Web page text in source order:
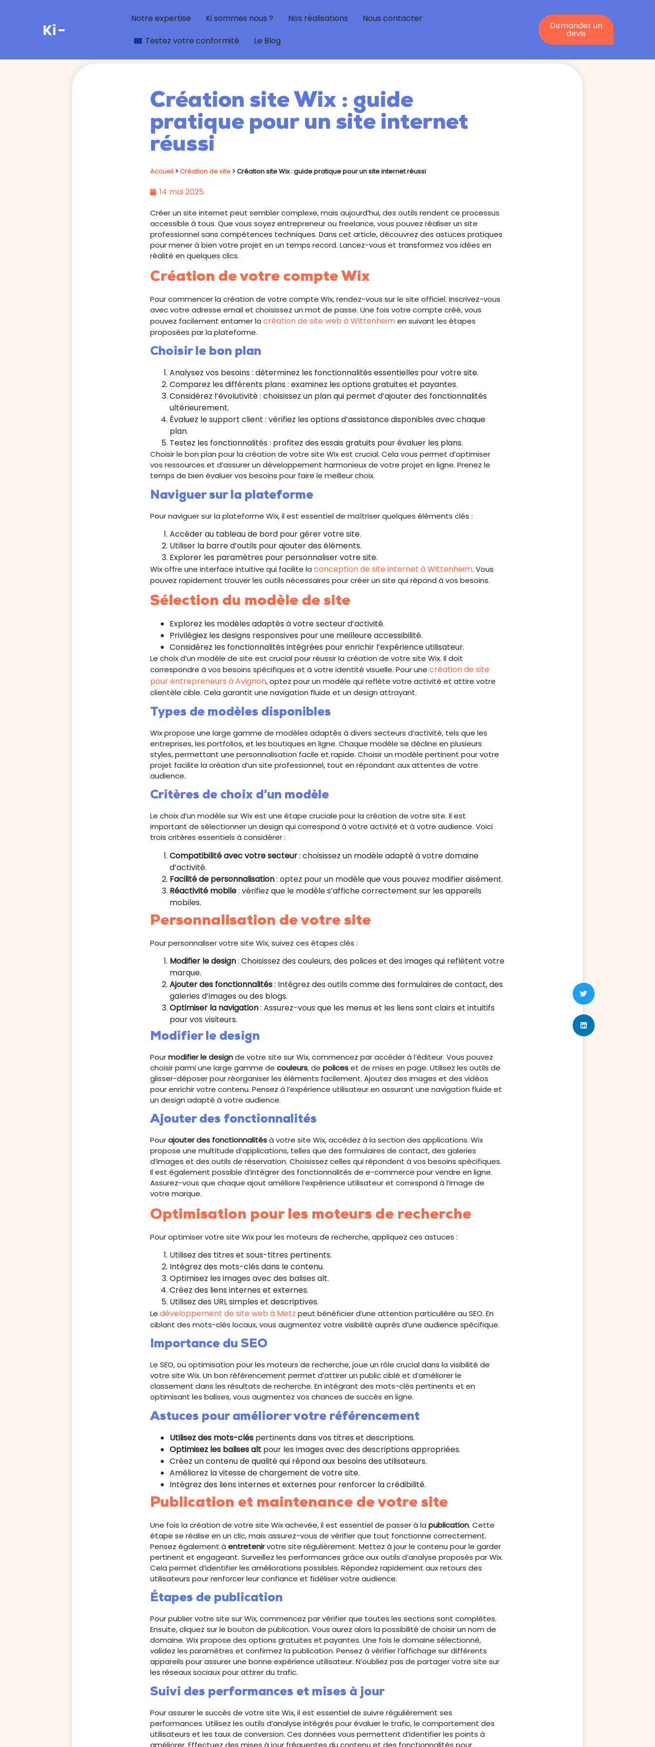
Notre expertise Ki sommes nous ? Nos réalisations
Nous contacter
Testez votre conformité
Le Blog
Demander un
devis
Création site Wix : guide
pratique pour un site internet
réussi
Accueil >Création de site >Création site Wix : guide pratique pour un site internet réussi
14 mai 2025
Créer un site internet peut sembler complexe, mais aujourd’hui, des outils rendent ce processus
accessible à tous. Que vous soyez entrepreneur ou freelance, vous pouvez réaliser un site
professionnel sans compétences techniques. Dans cet article, découvrez des astuces pratiques
pour mener à bien votre projet en un temps record. Lancez-vous et transformez vos idées en
réalité en quelques clics.
Création de votre compte Wix
Pour commencer la création de votre compte Wix, rendez-vous sur le site officiel. Inscrivez-vous
avec votre adresse email et choisissez un mot de passe. Une fois votre compte créé, vous
pouvez facilement entamer lacréation de site web à Wittenheimen suivant les étapes
proposées par la plateforme.
Choisir le bon plan
Analysez vos besoins : déterminez les fonctionnalités essentielles pour votre site.
Comparez les différents plans : examinez les options gratuites et payantes.
Considérez l’évolutivité : choisissez un plan qui permet d’ajouter des fonctionnalités
ultérieurement.
Évaluez le support client : vérifiez les options d’assistance disponibles avec chaque
plan.
Testez les fonctionnalités : profitez des essais gratuits pour évaluer les plans.
Choisir le bon plan pour la création de votre site Wix est crucial. Cela vous permet d’optimiser
vos ressources et d’assurer un développement harmonieux de votre projet en ligne. Prenez le
temps de bien évaluer vos besoins pour faire le meilleur choix.
Naviguer sur la plateforme
Pour naviguer sur la plateforme Wix, il est essentiel de maîtriser quelques éléments clés :
Accéder au tableau de bord pour gérer votre site.
Utiliser la barre d’outils pour ajouter des éléments.
Explorer les paramètres pour personnaliser votre site.
Wix offre une interface intuitive qui facilite laconception de site internet à Wittenheim. Vous
pouvez rapidement trouver les outils nécessaires pour créer un site qui répond à vos besoins.
Sélection du modèle de site
Explorez les modèles adaptés à votre secteur d’activité.
Privilégiez les designs responsives pour une meilleure accessibilité.
Considérez les fonctionnalités intégrées pour enrichir l’expérience utilisateur.
Le choix d’un modèle de site est crucial pour réussir la création de votre site Wix. Il doit
correspondre à vos besoins spécifiques et à votre identité visuelle. Pour unecréation de site
pour entrepreneurs à Avignon, optez pour un modèle qui reflète votre activité et attire votre
clientèle cible. Cela garantit une navigation fluide et un design attrayant.
Types de modèles disponibles
Wix propose une large gamme de modèles adaptés à divers secteurs d’activité, tels que les
entreprises, les portfolios, et les boutiques en ligne. Chaque modèle se décline en plusieurs
styles, permettant une personnalisation facile et rapide. Choisir un modèle pertinent pour votre
projet facilite la création d’un site professionnel, tout en répondant aux attentes de votre
audience.
Critères de choix d’un modèle
Le choix d’un modèle sur Wix est une étape cruciale pour la création de votre site. Il est
important de sélectionner un design qui correspond à votre activité et à votre audience. Voici
trois critères essentiels à considérer :
Compatibilité avec votre secteur: choisissez un modèle adapté à votre domaine
d’activité.
Facilité de personnalisation: optez pour un modèle que vous pouvez modifier aisément.
Réactivité mobile: vérifiez que le modèle s’affiche correctement sur les appareils
mobiles.
Personnalisation de votre site
Pour personnaliser votre site Wix, suivez ces étapes clés :
Modifier le design: Choisissez des couleurs, des polices et des images qui reflètent votre
marque.
Ajouter des fonctionnalités: Intégrez des outils comme des formulaires de contact, des
galeries d’images ou des blogs.
Optimiser la navigation: Assurez-vous que les menus et les liens sont clairs et intuitifs
pour vos visiteurs.
Modifier le design
Pourmodifier le designde votre site sur Wix, commencez par accéder à l’éditeur. Vous pouvez
choisir parmi une large gamme decouleurs, depoliceset de mises en page. Utilisez les outils de
glisser-déposer pour réorganiser les éléments facilement. Ajoutez des images et des vidéos
pour enrichir votre contenu. Pensez à l’expérience utilisateur en assurant une navigation fluide et
un design adapté à votre audience.
Ajouter des fonctionnalités
Pourajouter des fonctionnalitésà votre site Wix, accédez à la section des applications. Wix
propose une multitude d’applications, telles que des formulaires de contact, des galeries
d’images et des outils de réservation. Choisissez celles qui répondent à vos besoins spécifiques.
Il est également possible d’intégrer des fonctionnalités de e-commerce pour vendre en ligne.
Assurez-vous que chaque ajout améliore l’expérience utilisateur et correspond à l’image de
votre marque.
Optimisation pour les moteurs de recherche
Pour optimiser votre site Wix pour les moteurs de recherche, appliquez ces astuces :
Utilisez des titres et sous-titres pertinents.
Intégrez des mots-clés dans le contenu.
Optimisez les images avec des balises alt.
Créez des liens internes et externes.
Utilisez des URL simples et descriptives.
Ledéveloppement de site web à Metz peut bénéficier d’une attention particulière au SEO. En
ciblant des mots-clés locaux, vous augmentez votre visibilité auprès d’une audience spécifique.
Importance du SEO
Le SEO, ou optimisation pour les moteurs de recherche, joue un rôle crucial dans la visibilité de
votre site Wix. Un bon référencement permet d’attirer un public ciblé et d’améliorer le
classement dans les résultats de recherche. En intégrant des mots-clés pertinents et en
optimisant les balises, vous augmentez vos chances de succès en ligne.
Astuces pour améliorer votre référencement
Utilisez des mots-clés pertinents dans vos titres et descriptions.
Optimisez les balises alt pour les images avec des descriptions appropriées.
Créez un contenu de qualité qui répond aux besoins des utilisateurs.
Améliorez la vitesse de chargement de votre site.
Intégrez des liens internes et externes pour renforcer la crédibilité.
Publication et maintenance de votre site
Une fois la création de votre site Wix achevée, il est essentiel de passer à lapublication. Cette
étape se réalise en un clic, mais assurez-vous de vérifier que tout fonctionne correctement.
Pensez également àentretenirvotre site régulièrement. Mettez à jour le contenu pour le garder
pertinent et engageant. Surveillez les performances grâce aux outils d’analyse proposés par Wix.
Cela permet d’identifier les améliorations possibles. Répondez rapidement aux retours des
utilisateurs pour renforcer leur confiance et fidéliser votre audience.
Étapes de publication
Pour publier votre site sur Wix, commencez par vérifier que toutes les sections sont complètes.
Ensuite, cliquez sur le bouton de publication. Vous aurez alors la possibilité de choisir un nom de
domaine. Wix propose des options gratuites et payantes. Une fois le domaine sélectionné,
validez les paramètres et confirmez la publication. Pensez à vérifier l’affichage sur différents
appareils pour assurer une bonne expérience utilisateur. N’oubliez pas de partager votre site sur
les réseaux sociaux pour attirer du trafic.
Suivi des performances et mises à jour
Pour assurer le succès de votre site Wix, il est essentiel de suivre régulièrement ses
performances. Utilisez les outils d’analyse intégrés pour évaluer le trafic, le comportement des
utilisateurs et les taux de conversion. Ces données vous permettent d’identifier les points à
améliorer. Effectuez des mises à jour fréquentes du contenu et des fonctionnalités pour